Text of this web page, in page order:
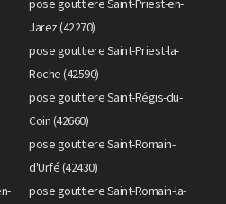
pose gouttiere Saint-Priest-en-
Jarez (42270)
pose gouttiere Saint-Priest-la-
Roche (42590)
pose gouttiere Saint-Régis-du-
Coin (42660)
pose gouttiere Saint-Romain-
d'Urfé (42430)
pose gouttiere Saint-Romain-la-